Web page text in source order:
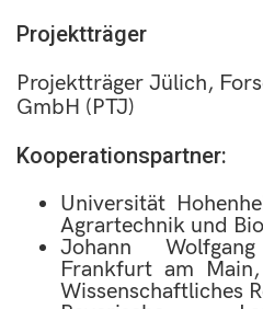
Projektträger
Projektträger Jülich,
GmbH (PTJ)
Kooperationspartner:
Universität
Agrartechnik und
Johann
Frankfurt am
Wissenschaftliches